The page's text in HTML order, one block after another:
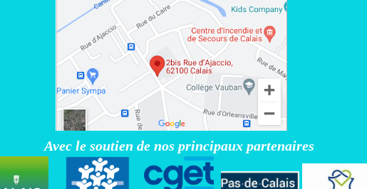
Avec le soutien de nos principaux partenaires